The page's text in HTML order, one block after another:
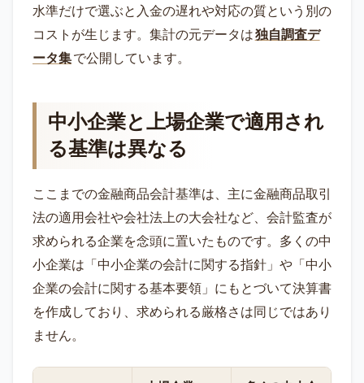
水準だけで選ぶと入金の遅れや対応の質という別の
コストが生じます。集計の元データは独自調査デ
ータ集で公開しています。
中小企業と上場企業で適用され
る基準は異なる
ここまでの金融商品会計基準は、主に金融商品取引
法の適用会社や会社法上の大会社など、会計監査が
求められる企業を念頭に置いたものです。多くの中
小企業は「中小企業の会計に関する指針」や「中小
企業の会計に関する基本要領」にもとづいて決算書
を作成しており、求められる厳格さは同じではあり
ません。